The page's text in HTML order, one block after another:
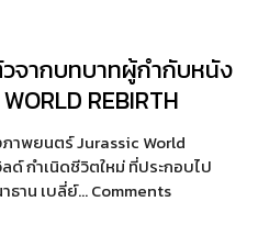
วจากบทบาทผู้กำกับหนัง
REBIRTH
าพยนตร์ Jurassic World
ด์ กำเนิดชีวิตใหม่ ที่ประกอบไป
ธาน เบลี่ย์… Comments